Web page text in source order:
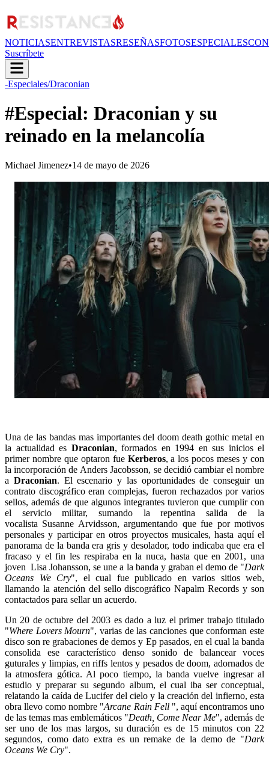
NOTICIASENTREVISTASRESEÑASFOTOSESPECIALES
Suscríbete
-Especiales/Draconian
#Especial: Draconian y su
reinado en la melancolía
Michael Jimenez•14 de mayo de 2026
Una de las bandas mas importantes del doom death gothic metal en
la actualidad es Draconian, formados en 1994 en sus inicios el
primer nombre que optaron fue Kerberos, a los pocos meses y con
la incorporación de Anders Jacobsson, se decidió cambiar el nombre
a Draconian. El escenario y las oportunidades de conseguir un
contrato discográfico eran complejas, fueron rechazados por varios
sellos, además de que algunos integrantes tuvieron que cumplir con
el servicio militar, sumando la repentina salida de la
vocalista Susanne Arvidsson, argumentando que fue por motivos
personales y participar en otros proyectos musicales, hasta aquí el
panorama de la banda era gris y desolador, todo indicaba que era el
fracaso y el fin les respiraba en la nuca, hasta que en 2001, una
joven Lisa Johansson, se une a la banda y graban el demo de "Dark
Oceans We Cry", el cual fue publicado en varios sitios web,
llamando la atención del sello discográfico Napalm Records y son
contactados para sellar un acuerdo.
Un 20 de octubre del 2003 es dado a luz el primer trabajo titulado
"Where Lovers Mourn", varias de las canciones que conforman este
disco son re grabaciones de demos y Ep pasados, en el cual la banda
consolida ese característico denso sonido de balancear voces
guturales y limpias, en riffs lentos y pesados de doom, adornados de
la atmosfera gótica. Al poco tiempo, la banda vuelve ingresar al
estudio y preparar su segundo album, el cual iba ser conceptual,
relatando la caída de Lucifer del cielo y la creación del infierno, esta
obra llevo como nombre "Arcane Rain Fell", aquí encontramos uno
de las temas mas emblemáticos "Death, Come Near Me", además de
ser uno de los mas largos, su duración es de 15 minutos con 22
segundos, como dato extra es un remake de la demo de "Dark
Oceans We Cry".